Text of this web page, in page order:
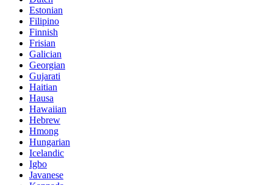
Estonian
Filipino
Finnish
Frisian
Galician
Georgian
Gujarati
Haitian
Hausa
Hawaiian
Hebrew
Hmong
Hungarian
Icelandic
Igbo
Javanese